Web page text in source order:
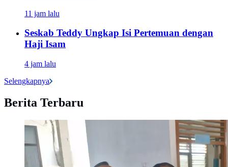
11 jam lalu
Seskab Teddy Ungkap Isi Pertemuan dengan
Haji Isam
4 jam lalu
Selengkapnya
Berita Terbaru